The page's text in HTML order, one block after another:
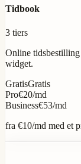
Tidbook
3 tiers
Online
widget.
GratisGratis
Pro€20/md
Business€53/md
fra €10/md med et